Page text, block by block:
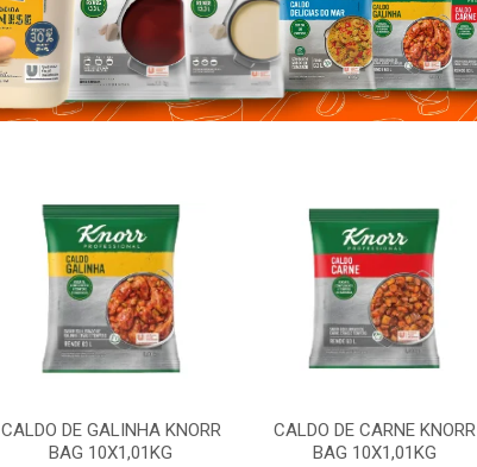
CALDO DE GALINHA KNORR
BAG 10X1,01KG
CALDO DE CARNE KNORR
BAG 10X1,01KG